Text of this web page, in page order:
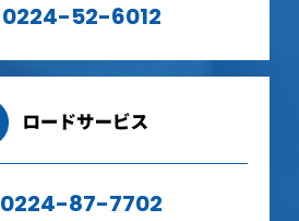
0224-52-6012
0224-87-7702